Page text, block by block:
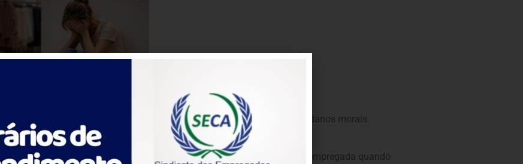
e não recebeu suporte adequado será indenizada em R$ 30 mil por danos morais.
da 79ª vara de SP.
que não houve prova de providência efetiva para auxiliar a empregada quando